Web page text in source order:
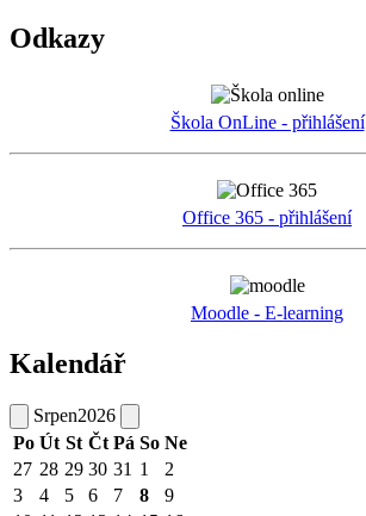
Odkazy
Škola OnLine - přihlášení
Office 365 - přihlášení
Moodle - E-learning
Kalendář
Srpen2026
Po Út St Čt Pá So Ne
27 28 29 30 31 1
2
3
4 5 6 7 8
9